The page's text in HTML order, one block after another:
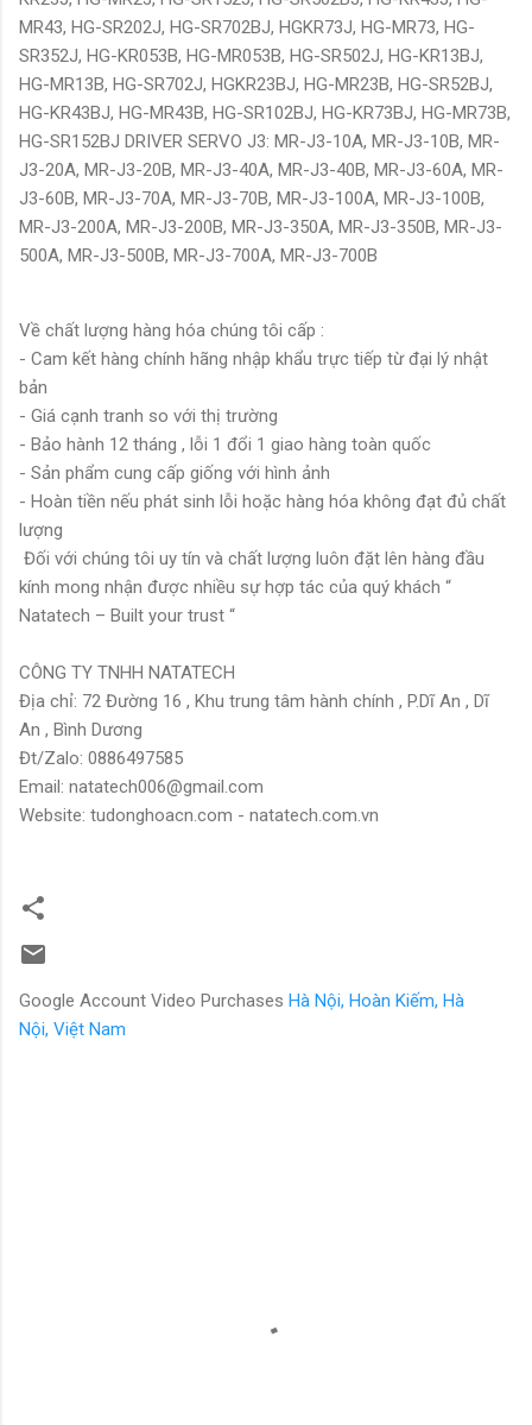
MR43, HG-SR202J, HG-SR702BJ, HGKR73J, HG-MR73, HG-
SR352J, HG-KR053B, HG-MR053B, HG-SR502J, HG-KR13BJ,
HG-MR13B, HG-SR702J, HGKR23BJ, HG-MR23B, HG-SR52BJ,
HG-KR43BJ, HG-MR43B, HG-SR102BJ, HG-KR73BJ, HG-MR73B,
HG-SR152BJ DRIVER SERVO J3: MR-J3-10A, MR-J3-10B, MR-
J3-20A, MR-J3-20B, MR-J3-40A, MR-J3-40B, MR-J3-60A, MR-
J3-60B, MR-J3-70A, MR-J3-70B, MR-J3-100A, MR-J3-100B,
MR-J3-200A, MR-J3-200B, MR-J3-350A, MR-J3-350B, MR-J3-
500A, MR-J3-500B, MR-J3-700A, MR-J3-700B
Về chất lượng hàng hóa chúng tôi cấp :
- Cam kết hàng chính hãng nhập khẩu trực tiếp từ đại lý nhật
bản
- Giá cạnh tranh so với thị trường
- Bảo hành 12 tháng , lỗi 1 đổi 1 giao hàng toàn quốc
- Sản phẩm cung cấp giống với hình ảnh
- Hoàn tiền nếu phát sinh lỗi hoặc hàng hóa không đạt đủ chất
lượng
Đối với chúng tôi uy tín và chất lượng luôn đặt lên hàng đầu
kính mong nhận được nhiều sự hợp tác của quý khách “
Natatech – Built your trust “
CÔNG TY TNHH NATATECH
Địa chỉ: 72 Đường 16 , Khu trung tâm hành chính , P.Dĩ An , Dĩ
An , Bình Dương
Đt/Zalo: 0886497585
Email: natatech006@gmail.com
Website: tudonghoacn.com - natatech.com.vn
Google Account Video Purchases Hà Nội, Hoàn Kiếm, Hà
Nội, Việt Nam